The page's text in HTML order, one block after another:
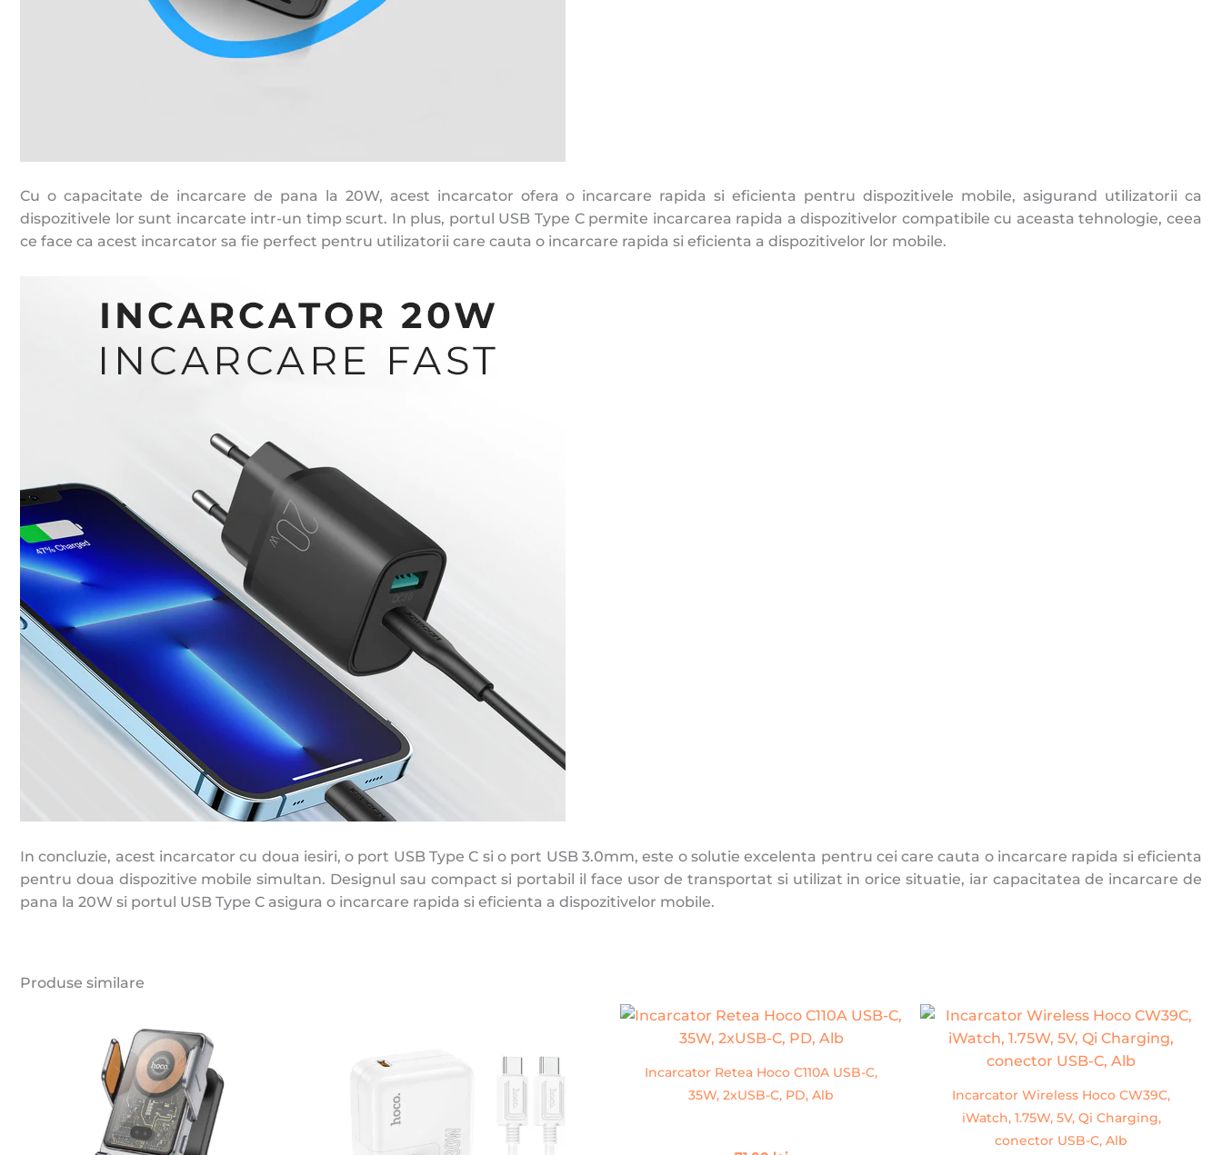
Cu o capacitate de incarcare de pana la 20W, acest incarcator ofera o incarcare rapida si eficienta pentru dispozitivele mobile, asigurand utilizatorii ca
dispozitivele lor sunt incarcate intr-un timp scurt. In plus, portul USB Type C permite incarcarea rapida a dispozitivelor compatibile cu aceasta tehnologie, ceea
ce face ca acest incarcator sa fie perfect pentru utilizatorii care cauta o incarcare rapida si eficienta a dispozitivelor lor mobile.
In concluzie, acest incarcator cu doua iesiri, o port USB Type C si o port USB 3.0mm, este o solutie excelenta pentru cei care cauta o incarcare rapida si eficienta
pentru doua dispozitive mobile simultan. Designul sau compact si portabil il face usor de transportat si utilizat in orice situatie, iar capacitatea de incarcare de
pana la 20W si portul USB Type C asigura o incarcare rapida si eficienta a dispozitivelor mobile.
Produse similare
Incarcator Retea Hoco C110A USB-C,
35W, 2xUSB-C, PD, Alb
Incarcator Wireless Hoco CW39C,
iWatch, 1.75W, 5V, Qi Charging,
conector USB-C, Alb